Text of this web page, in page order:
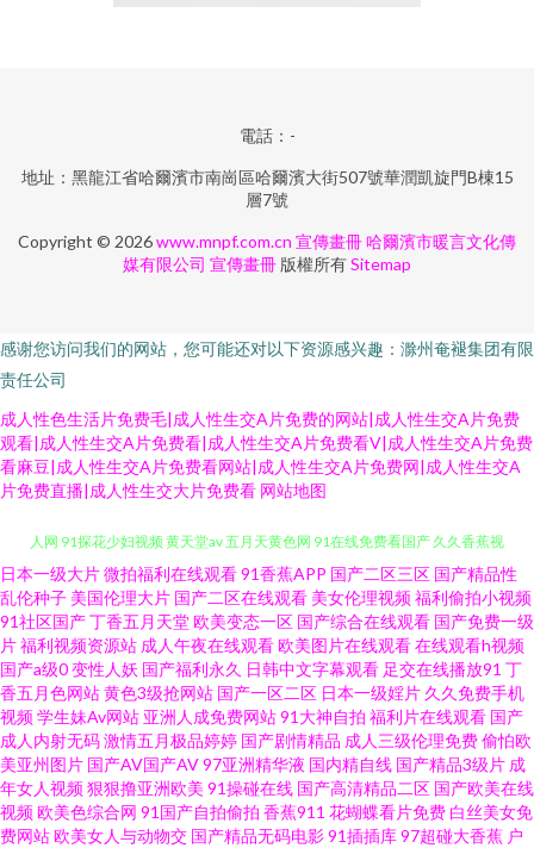
電話：-
地址：黑龍江省哈爾濱市南崗區哈爾濱大街507號華潤凱旋門B棟15
層7號
Copyright © 2026www.mnpf.com.cn 宣傳畫冊哈爾濱市暖言文化傳
媒有限公司 宣傳畫冊 版權所有Sitemap
感谢您访问我们的网站，您可能还对以下资源感兴趣：滁州奄褪集团有限
责任公司
成人性色生活片免费毛|成人性生交A片免费的网站|成人性生交A片免费
观看|成人性生交A片免费看|成人性生交A片免费看V|成人性生交A片免费
看麻豆|成人性生交A片免费看网站|成人性生交A片免费网|成人性生交A
片免费直播|成人性生交大片免费看 网站地图
深爱激情五月天 东京热综合婷婷91 91网址在线看视频 韩日十三区 亚洲美成
人网 91探花少妇视频 黄天堂av 五月天黄色网 91在线免费看国产 久久香蕉视
频 伊人91影院 久久九九 亚洲三级网站网址 白虎豆花AV 欧美日韩视频 91黑人
探花 九九在线观久 91成年人观看 成人看片网站 蜜臀亚洲网 一本无码卡 99久
久精品免费热 午夜理伦三级做爰电影 黑丝美女自慰网站 天天干天天在线电影
日本一级大片微拍福利在线观看91香蕉APP 国产二区三区 国产精品性
乱伦种子 美国伦理大片 国产二区在线观看 美女伦理视频福利偷拍小视频
91社区国产丁香五月天堂欧美变态一区 国产综合在线观看 国产免费一级
片福利视频资源站 成人午夜在线观看欧美图片在线观看在线观看h视频
国产a级0变性人妖 国产福利永久 日韩中文字幕观看 足交在线播放91 丁
香五月色网站黄色3级抢网站 国产一区二区 日本一级婬片 久久免费手机
视频学生妹Av网站 亚洲人成免费网站91大神自拍 福利片在线观看 国产
成人内射无码激情五月极品婷婷 国产剧情精品 成人三级伦理免费偷怕欧
美亚州图片 国产AV国产AV97亚洲精华液 国内精自线 国产精品3级片 成
年女人视频狠狠撸亚洲欧美 91操碰在线 国产高清精品二区 国产欧美在线
视频欧美色综合网 91国产自拍偷拍 香蕉911 花蝴蝶看片免费 白丝美女免
费网站欧美女人与动物交 国产精品无码电影91插插库97超碰大香蕉 户